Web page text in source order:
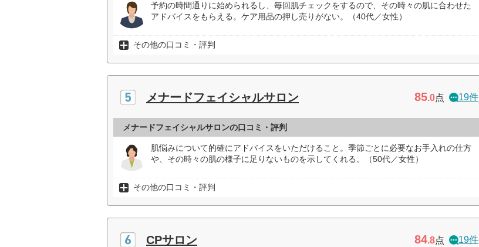
予約の時間通りに始められるし、毎回肌チェックをするので、その時々の肌に合わせた
アドバイスをもらえる。ケア用品の押し売りがない。（40代／女性）
その他の口コミ・評判
メナードフェイシャルサロン 85.0点 19件
メナードフェイシャルサロンの口コミ・評判
肌悩みについて的確にアドバイスをいただけること。季節ごとに必要なお手入れの仕方
や、その時々の肌の様子に足りないものを示してくれる。（50代／女性）
その他の口コミ・評判
CPサロン 84.8点 19件